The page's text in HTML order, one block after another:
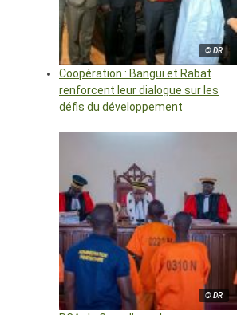
© DR
Coopération : Bangui et Rabat
renforcent leur dialogue sur les
défis du développement
© DR